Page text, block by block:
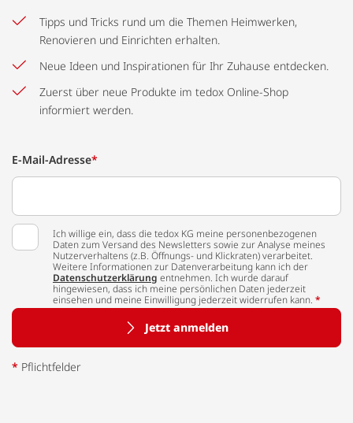
Tipps und Tricks rund um die Themen Heimwerken,
Renovieren und Einrichten erhalten.
Neue Ideen und Inspirationen für Ihr Zuhause entdecken.
Zuerst über neue Produkte im tedox Online-Shop
informiert werden.
E-Mail-Adresse*
Ich willige ein, dass die tedox KG meine personenbezogenen
Daten zum Versand des Newsletters sowie zur Analyse meines
Nutzerverhaltens (z.B. Öffnungs- und Klickraten) verarbeitet.
Weitere Informationen zur Datenverarbeitung kann ich der
Datenschutzerklärung entnehmen. Ich wurde darauf
hingewiesen, dass ich meine persönlichen Daten jederzeit
einsehen und meine Einwilligung jederzeit widerrufen kann. *
Jetzt anmelden
* Pflichtfelder